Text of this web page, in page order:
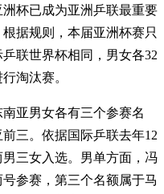
杯已成为亚洲乒联最重要
据规则，本届亚洲杯赛只
联世界杯相同，男女各32
淘汰赛。
亚男女各有三个参赛名
三。依据国际乒联去年12
三女入选。男单方面，冯
参赛，第三个名额属于马